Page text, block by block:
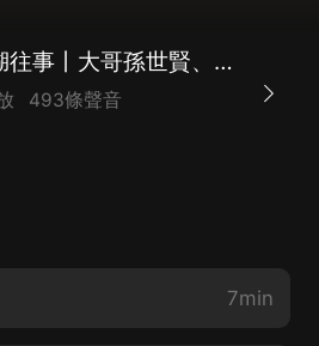
春城江湖往事丨大哥孫世賢、小賢傳記丨正版原創
493條聲音
7min